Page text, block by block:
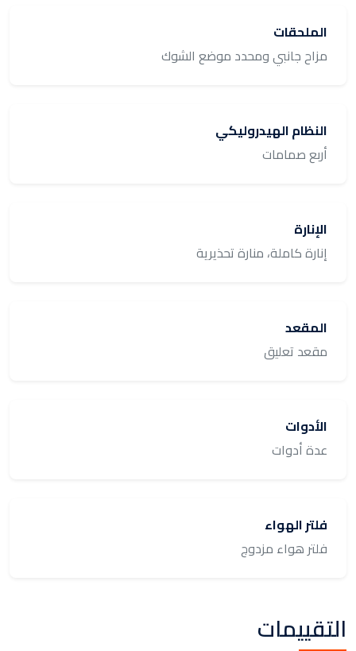
الملحقات
مزاح جانبي ومحدد موضع الشوك
النظام الهيدروليكي
أربع صمامات
الإنارة
إنارة كاملة، منارة تحذيرية
المقعد
مقعد تعليق
الأدوات
عدة أدوات
فلتر الهواء
فلتر هواء مزدوج
التقييمات